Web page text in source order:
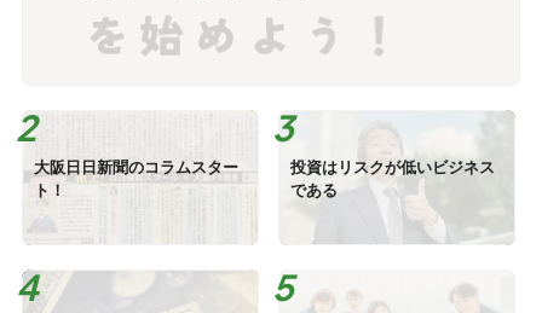
大阪日日新聞のコラムスター
ト！
投資はリスクが低いビジネス
である